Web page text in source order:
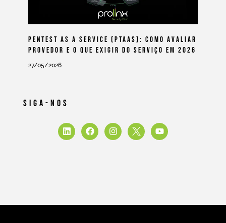
Pentest As A Service (PtaaS): Como Avaliar
Provedor E O Que Exigir Do Serviço Em 2026
27/05/2026
Siga-Nos